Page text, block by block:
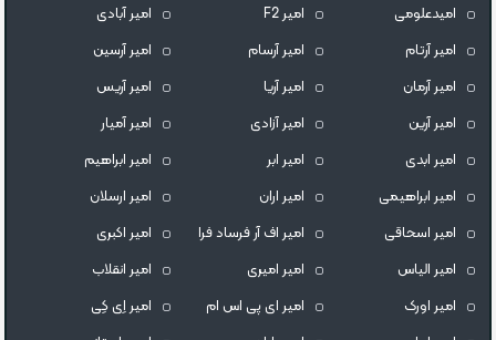
امیدعلومی امیر F2
امیر آبادی
امیر آرتام
امیر آرسام
امیر آرسین
امیر آرمان
امیر آریا
امیر آریس
امیر آرین
امیر آزادی
امیر آمیار
امیر ابدی
امیر ابر
امیر ابراهیم
امیر ابراهیمی
امیر اران
امیر ارسلان
امیر اسحاقی
امیر اف آر فرساد فرا
امیر اکبری
امیر الیاس
امیر امیری
امیر انقلاب
امیر اورک
امیر ای پی اس ام
امیر اِی کِی